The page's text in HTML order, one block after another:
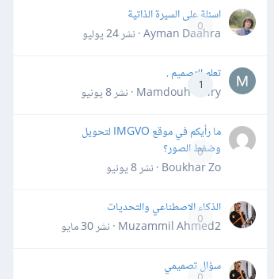
0
اسئلة على السيرة الذاتية
Ayman Daahra · نشر
24 يوليو
1
تعلم التصميم .
Mamdouh Khiry · نشر
8 يونيو
0
ما رأيكم في موقع IMGVO لتحويل
وضغط الصور؟
Boukhar Zo · نشر
8 يونيو
0
الذكاء الاصطناعي والتحديات
Muzammil Ahmed2 · نشر
30 مايو
سؤال تصميمي